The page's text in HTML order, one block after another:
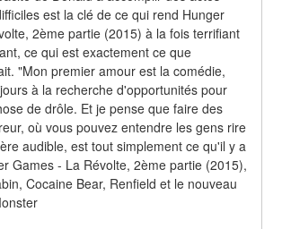
est la clé de ce qui rend Hunger
2ème partie (2015) à la fois terrifiant
ce qui est exactement ce que
"Mon premier amour est la comédie,
à la recherche d'opportunités pour
de drôle. Et je pense que faire des
où vous pouvez entendre les gens rire
audible, est tout simplement ce qu'il y a
Games - La Révolte, 2ème partie (2015),
Cocaine Bear, Renfield et le nouveau